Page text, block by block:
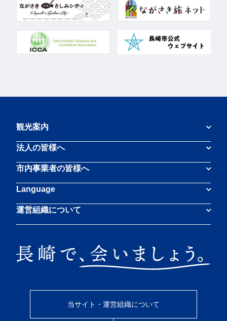
観光案内
法人の皆様へ
市内事業者の皆様へ
Language
運営組織について
当サイト・運営組織について